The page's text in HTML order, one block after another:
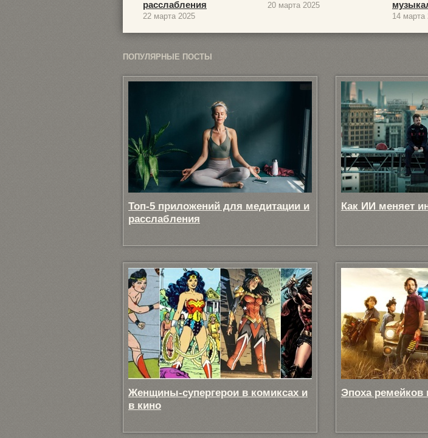
расслабления
22 марта 2025
20 марта 2025
14 марта
ПОПУЛЯРНЫЕ ПОСТЫ
Топ-5 приложений для медитации и
расслабления
Как ИИ меняет
Женщины-супергерои в комиксах и
в кино
Эпоха ремейков